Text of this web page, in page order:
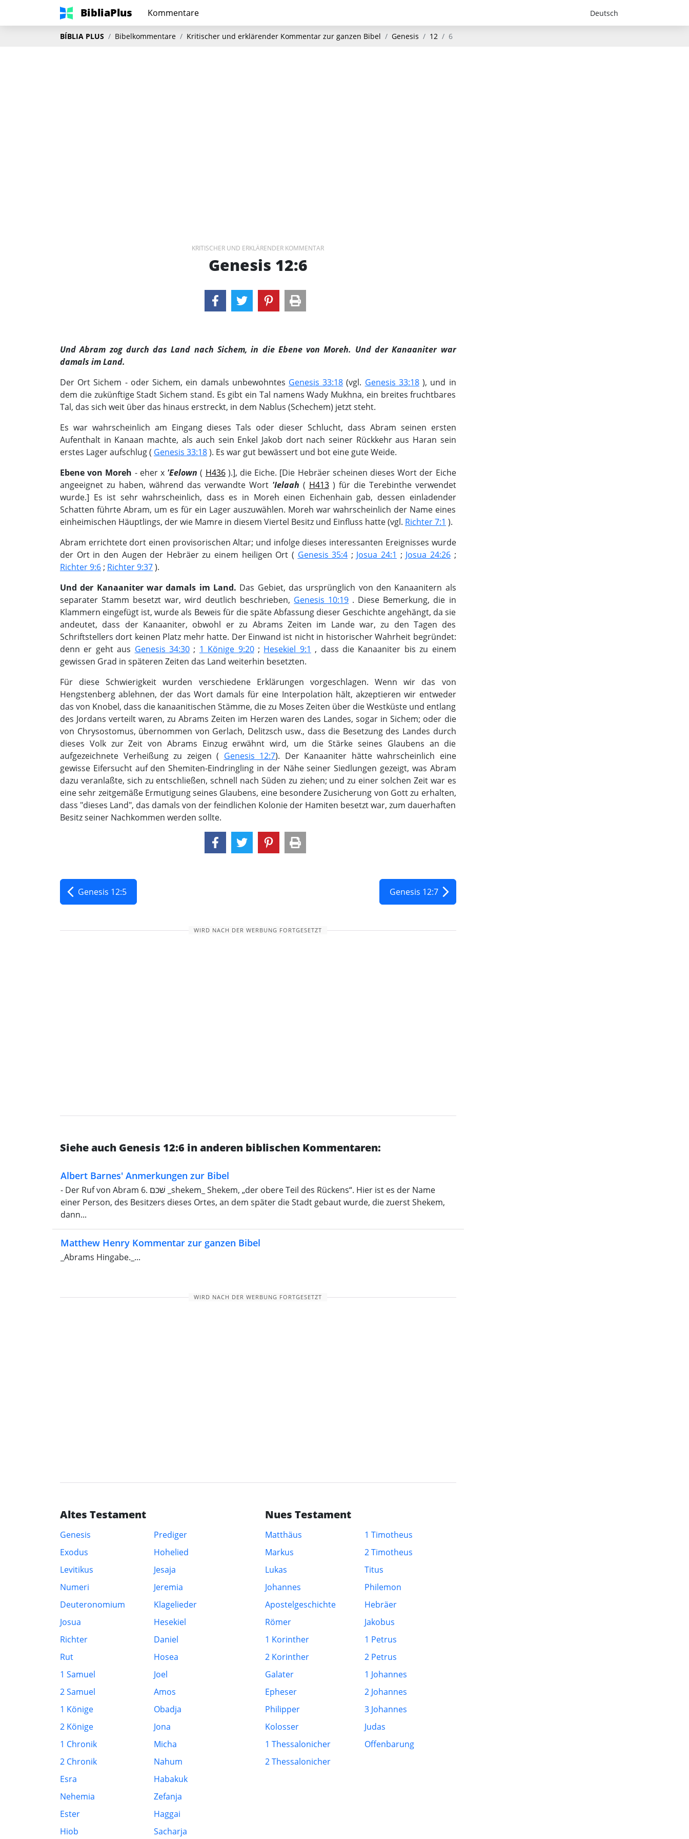
BibliaPlus Kommentare
BÍBLIA PLUS Bibelkommentare Kritischer und erklärender Kommentar zur ganzen Bibel Genesis 12 6
KRITISCHER UND ERKLÄRENDER KOMMENTAR
Genesis 12:6
Und Abram zog durch das Land nach Sichem, in die Ebene von Moreh. Und der Kanaaniter war
damals im Land.
Der Ort Sichem - oder Sichem, ein damals unbewohntes Genesis 33:18 (vgl. Genesis 33:18), und in
dem die zukünftige Stadt Sichem stand. Es gibt ein Tal namens Wady Mukhna, ein breites fruchtbares
Tal, das sich weit über das hinaus erstreckt, in dem Nablus (Schechem) jetzt steht.
Es war wahrscheinlich am Eingang dieses Tals oder dieser Schlucht, dass Abram seinen ersten
Aufenthalt in Kanaan machte, als auch sein Enkel Jakob dort nach seiner Rückkehr aus Haran sein
erstes Lager aufschlug ( Genesis 33:18). Es war gut bewässert und bot eine gute Weide.
Ebene von Moreh - eher х 'Eelown ( H436).], die Eiche. [Die Hebräer scheinen dieses Wort der Eiche
angeeignet zu haben, während das verwandte Wort 'Ielaah ( H413) für die Terebinthe verwendet
wurde.] Es ist sehr wahrscheinlich, dass es in Moreh einen Eichenhain gab, dessen einladender
Schatten führte Abram, um es für ein Lager auszuwählen. Moreh war wahrscheinlich der Name eines
einheimischen Häuptlings, der wie Mamre in diesem Viertel Besitz und Einfluss hatte (vgl. Richter 7:1 ).
Abram errichtete dort einen provisorischen Altar; und infolge dieses interessanten Ereignisses wurde
der Ort in den Augen der Hebräer zu einem heiligen Ort ( Genesis 35:4 ; Josua 24:1 ; Josua 24:26;
Richter 9:6 ; Richter 9:37).
Und der Kanaaniter war damals im Land. Das Gebiet, das ursprünglich von den Kanaanitern als
separater Stamm besetzt war, wird deutlich beschrieben, Genesis 10:19 . Diese Bemerkung, die in
Klammern eingefügt ist, wurde als Beweis für die späte Abfassung dieser Geschichte angehängt, da sie
andeutet, dass der Kanaaniter, obwohl er zu Abrams Zeiten im Lande war, zu den Tagen des
Schriftstellers dort keinen Platz mehr hatte. Der Einwand ist nicht in historischer Wahrheit begründet:
denn er geht aus Genesis 34:30 ; 1 Könige 9:20; Hesekiel 9:1 , dass die Kanaaniter bis zu einem
gewissen Grad in späteren Zeiten das Land weiterhin besetzten.
Für diese Schwierigkeit wurden verschiedene Erklärungen vorgeschlagen. Wenn wir das von
Hengstenberg ablehnen, der das Wort damals für eine Interpolation hält, akzeptieren wir entweder
das von Knobel, dass die kanaanitischen Stämme, die zu Moses Zeiten über die Westküste und entlang
des Jordans verteilt waren, zu Abrams Zeiten im Herzen waren des Landes, sogar in Sichem; oder die
von Chrysostomus, übernommen von Gerlach, Delitzsch usw., dass die Besetzung des Landes durch
dieses Volk zur Zeit von Abrams Einzug erwähnt wird, um die Stärke seines Glaubens an die
aufgezeichnete Verheißung zu zeigen ( Genesis 12:7). Der Kanaaniter hätte wahrscheinlich eine
gewisse Eifersucht auf den Shemiten-Eindringling in der Nähe seiner Siedlungen gezeigt, was Abram
dazu veranlaßte, sich zu entschließen, schnell nach Süden zu ziehen; und zu einer solchen Zeit war es
eine sehr zeitgemäße Ermutigung seines Glaubens, eine besondere Zusicherung von Gott zu erhalten,
dass "dieses Land", das damals von der feindlichen Kolonie der Hamiten besetzt war, zum dauerhaften
Besitz seiner Nachkommen werden sollte.
Genesis 12:5 Genesis 12:7
WIRD NACH DER WERBUNG FORTGESETZT
Siehe auch Genesis 12:6 in anderen biblischen Kommentaren:
Albert Barnes' Anmerkungen zur Bibel
- Der Ruf von Abram 6. שׁכם _shekem_ Shekem, „der obere Teil des Rückens“. Hier ist es der Name
einer Person, des Besitzers dieses Ortes, an dem später die Stadt gebaut wurde, die zuerst Shekem,
dann...
Matthew Henry Kommentar zur ganzen Bibel
_Abrams Hingabe._...
WIRD NACH DER WERBUNG FORTGESETZT
Altes Testament
Genesis
Exodus
Levitikus
Numeri
Deuteronomium
Josua
Richter
Rut
1 Samuel
2 Samuel
1 Könige
2 Könige
1 Chronik
2 Chronik
Esra
Nehemia
Ester
Hiob
Prediger
Hohelied
Jesaja
Jeremia
Klagelieder
Hesekiel
Daniel
Hosea
Joel
Amos
Obadja
Jona
Micha
Nahum
Habakuk
Zefanja
Haggai
Sacharja
Nues Testament
Matthäus
Markus
Lukas
Johannes
Apostelgeschichte
Römer
1 Korinther
2 Korinther
Galater
Epheser
Philipper
Kolosser
1 Thessalonicher
2 Thessalonicher
1 Timotheus
2 Timotheus
Titus
Philemon
Hebräer
Jakobus
1 Petrus
2 Petrus
1 Johannes
2 Johannes
3 Johannes
Judas
Offenbarung